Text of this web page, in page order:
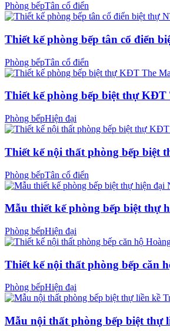
Phòng bếpTân cổ điển
Thiết kế phòng bếp tân cổ điển
Phòng bếpTân cổ điển
Thiết kế phòng bếp biệt thự
Phòng bếpHiện đại
Thiết kế nội thất phòng bếp biệt
Phòng bếpTân cổ điển
Mẫu thiết kế phòng bếp biệt thự
Phòng bếpHiện đại
Thiết kế nội thất phòng bếp căn
Phòng bếpHiện đại
Mẫu nội thất phòng bếp biệt thự